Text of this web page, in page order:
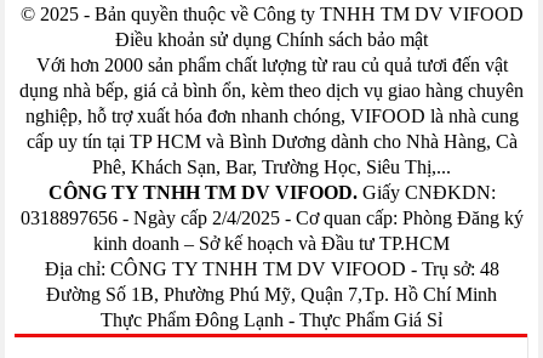
© 2025 - Bản quyền thuộc về Công ty TNHH TM DV VIFOOD
Điều khoản sử dụng Chính sách bảo mật
Với hơn 2000 sản phẩm chất lượng từ rau củ quả tươi đến vật
dụng nhà bếp, giá cả bình ổn, kèm theo dịch vụ giao hàng chuyên
nghiệp, hỗ trợ xuất hóa đơn nhanh chóng, VIFOOD là nhà cung
cấp uy tín tại TP HCM và Bình Dương dành cho Nhà Hàng, Cà
Phê, Khách Sạn, Bar, Trường Học, Siêu Thị,...
CÔNG TY TNHH TM DV VIFOOD.Giấy CNĐKDN:
0318897656 - Ngày cấp 2/4/2025 - Cơ quan cấp: Phòng Đăng ký
kinh doanh – Sở kế hoạch và Đầu tư TP.HCM
Địa chỉ: CÔNG TY TNHH TM DV VIFOOD - Trụ sở: 48
Đường Số 1B, Phường Phú Mỹ, Quận 7,Tp. Hồ Chí Minh
Thực Phẩm Đông Lạnh - Thực Phẩm Giá Sỉ